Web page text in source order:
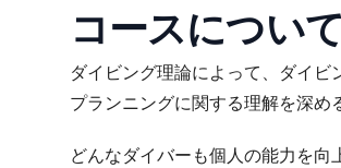
コースについて
ダイビング理論によって、ダイビ
プランニングに関する理解を深め
どんなダイバーも個人の能力を